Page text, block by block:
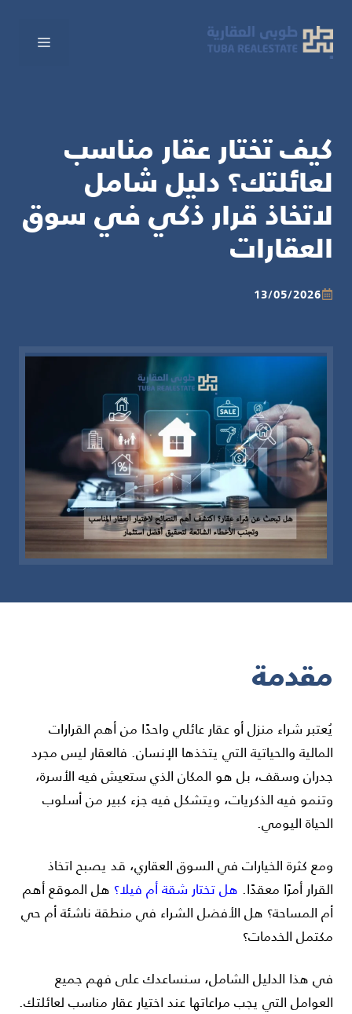
المحتوى
كيف تختار عقار مناسب
لعائلتك؟ دليل شامل
لاتخاذ قرار ذكي في سوق
العقارات
13/05/2026
مقدمة
يُعتبر شراء منزل أو عقار عائلي واحدًا من أهم القرارات
المالية والحياتية التي يتخذها الإنسان. فالعقار ليس مجرد
جدران وسقف، بل هو المكان الذي ستعيش فيه الأسرة،
وتنمو فيه الذكريات، ويتشكل فيه جزء كبير من أسلوب
الحياة اليومي.
ومع كثرة الخيارات في السوق العقاري، قد يصبح اتخاذ
القرار أمرًا معقدًا. هل تختار شقة أم فيلا؟ هل الموقع أهم
أم المساحة؟ هل الأفضل الشراء في منطقة ناشئة أم حي
مكتمل الخدمات؟
في هذا الدليل الشامل، سنساعدك على فهم جميع
العوامل التي يجب مراعاتها عند اختيار عقار مناسب لعائلتك.